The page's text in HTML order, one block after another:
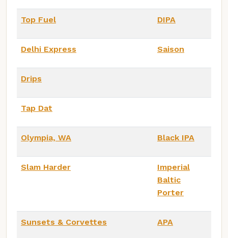
Top Fuel DIPA
Delhi Express Saison
Drips
Tap Dat
Olympia, WA Black IPA
Slam Harder
Imperial
Baltic
Porter
Sunsets & Corvettes APA